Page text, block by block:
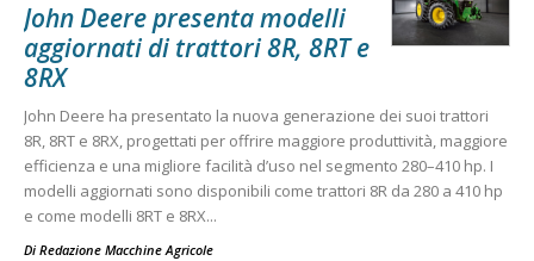
John Deere presenta modelli
aggiornati di trattori 8R, 8RT e
8RX
John Deere ha presentato la nuova generazione dei suoi trattori
8R, 8RT e 8RX, progettati per offrire maggiore produttività, maggiore
efficienza e una migliore facilità d’uso nel segmento 280–410 hp. I
modelli aggiornati sono disponibili come trattori 8R da 280 a 410 hp
e come modelli 8RT e 8RX...
Di Redazione Macchine Agricole